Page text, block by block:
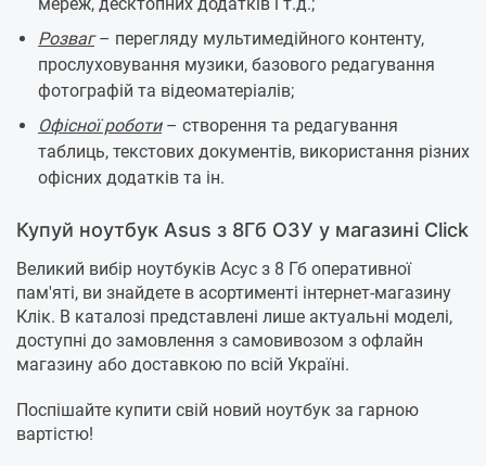
Розваг– перегляду мультимедійного контенту,
прослуховування музики, базового редагування
фотографій та відеоматеріалів;
Офісної роботи– створення та редагування
таблиць, текстових документів, використання різних
офісних додатків та ін.
Купуй ноутбук Asus з 8Гб ОЗУ у магазині Click
Великий вибір ноутбуків Асус з 8 Гб оперативної
пам'яті, ви знайдете в асортименті інтернет-магазину
Клік. В каталозі представлені лише актуальні моделі,
доступні до замовлення з самовивозом з офлайн
магазину або доставкою по всій Україні.
Поспішайте купити свій новий ноутбук за гарною
вартістю!